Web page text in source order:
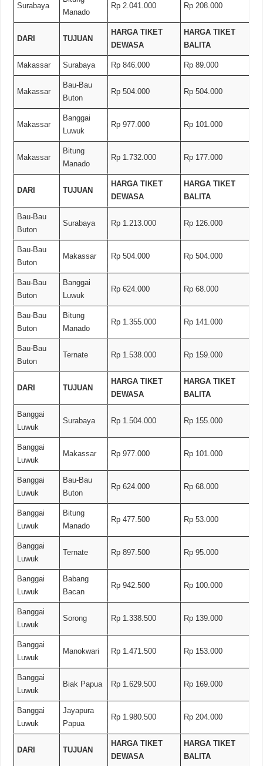
Surabaya
Manado
Rp 2.041.000 Rp 208.000
DARI TUJUAN
HARGA TIKET
DEWASA
HARGA TIKET
BALITA
Makassar Surabaya Rp 846.000 Rp 89.000
Makassar
Bau-Bau
Buton
Rp 504.000 Rp 504.000
Makassar
Banggai
Luwuk
Rp 977.000 Rp 101.000
Makassar
Bitung
Manado
Rp 1.732.000 Rp 177.000
DARI TUJUAN
HARGA TIKET
DEWASA
HARGA TIKET
BALITA
Bau-Bau
Buton
Surabaya Rp 1.213.000 Rp 126.000
Bau-Bau
Buton
Makassar Rp 504.000 Rp 504.000
Bau-Bau
Buton
Banggai
Luwuk
Rp 624.000 Rp 68.000
Bau-Bau
Buton
Bitung
Manado
Rp 1.355.000 Rp 141.000
Bau-Bau
Buton
Ternate Rp 1.538.000 Rp 159.000
DARI TUJUAN
HARGA TIKET
DEWASA
HARGA TIKET
BALITA
Banggai
Luwuk
Surabaya Rp 1.504.000 Rp 155.000
Banggai
Luwuk
Makassar Rp 977.000 Rp 101.000
Banggai
Luwuk
Bau-Bau
Buton
Rp 624.000 Rp 68.000
Banggai
Luwuk
Bitung
Manado
Rp 477.500 Rp 53.000
Banggai
Luwuk
Ternate Rp 897.500 Rp 95.000
Banggai
Luwuk
Babang
Bacan
Rp 942.500 Rp 100.000
Banggai
Luwuk
Sorong Rp 1.338.500 Rp 139.000
Banggai
Luwuk
Manokwari Rp 1.471.500 Rp 153.000
Banggai
Luwuk
Biak Papua Rp 1.629.500 Rp 169.000
Banggai
Luwuk
Jayapura
Papua
Rp 1.980.500 Rp 204.000
DARI TUJUAN
HARGA TIKET
DEWASA
HARGA TIKET
BALITA